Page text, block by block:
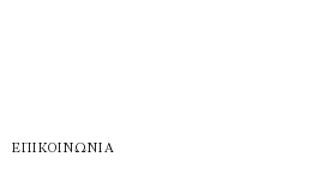
ΕΠΙΚΟΙΝΩΝΊΑ